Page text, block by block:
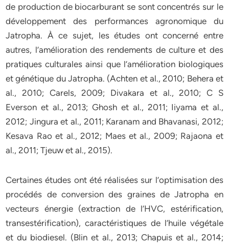
de production de biocarburant se sont concentrés sur le
développement des performances agronomique du
Jatropha. À ce sujet, les études ont concerné entre
autres, l’amélioration des rendements de culture et des
pratiques culturales ainsi que l’amélioration biologiques
et génétique du Jatropha. (Achten et al., 2010; Behera et
al., 2010; Carels, 2009; Divakara et al., 2010; C S
Everson et al., 2013; Ghosh et al., 2011; Iiyama et al.,
2012; Jingura et al., 2011; Karanam and Bhavanasi, 2012;
Kesava Rao et al., 2012; Maes et al., 2009; Rajaona et
al., 2011; Tjeuw et al., 2015).
Certaines études ont été réalisées sur l’optimisation des
procédés de conversion des graines de Jatropha en
vecteurs énergie (extraction de l’HVC, estérification,
transestérification), caractéristiques de l’huile végétale
et du biodiesel. (Blin et al., 2013; Chapuis et al., 2014;